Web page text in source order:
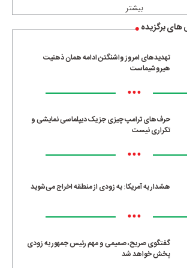
بیشتر
های برگزیده
تهدیدهای امروز واشنگتن ادامه همان ذهنیت
هیروشیماست
•••
حرف‌های ترامپ چیزی جز یک دیپلماسی نمایشی و
تکراری نیست
•••
هشدار به آمریکا: به زودی از منطقه اخراج می‌شوید
•••
گفتگوی صریح، صمیمی و مهم رئیس جمهور به زودی
پخش خواهد شد